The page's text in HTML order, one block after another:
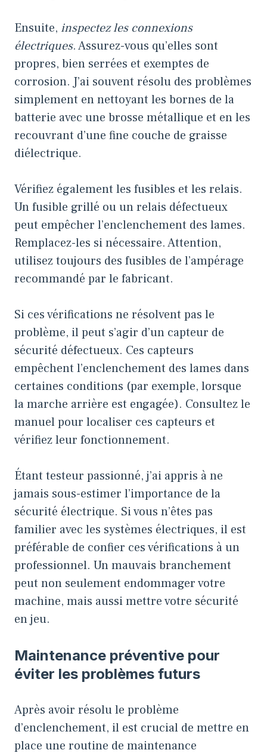
Ensuite, inspectez les connexions
électriques. Assurez-vous qu’elles sont
propres, bien serrées et exemptes de
corrosion. J’ai souvent résolu des problèmes
simplement en nettoyant les bornes de la
batterie avec une brosse métallique et en les
recouvrant d’une fine couche de graisse
diélectrique.
Vérifiez également les fusibles et les relais.
Un fusible grillé ou un relais défectueux
peut empêcher l’enclenchement des lames.
Remplacez-les si nécessaire. Attention,
utilisez toujours des fusibles de l’ampérage
recommandé par le fabricant.
Si ces vérifications ne résolvent pas le
problème, il peut s’agir d’un capteur de
sécurité défectueux. Ces capteurs
empêchent l’enclenchement des lames dans
certaines conditions (par exemple, lorsque
la marche arrière est engagée). Consultez le
manuel pour localiser ces capteurs et
vérifiez leur fonctionnement.
Étant testeur passionné, j’ai appris à ne
jamais sous-estimer l’importance de la
sécurité électrique. Si vous n’êtes pas
familier avec les systèmes électriques, il est
préférable de confier ces vérifications à un
professionnel. Un mauvais branchement
peut non seulement endommager votre
machine, mais aussi mettre votre sécurité
en jeu.
Maintenance préventive pour
éviter les problèmes futurs
Après avoir résolu le problème
d’enclenchement, il est crucial de mettre en
place une routine de maintenance